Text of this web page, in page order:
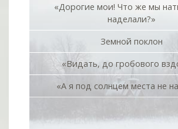
«Дорогие мои! Что же мы
наделали?»
Земной поклон
«Видать, до гробового
«А я под солнцем места не